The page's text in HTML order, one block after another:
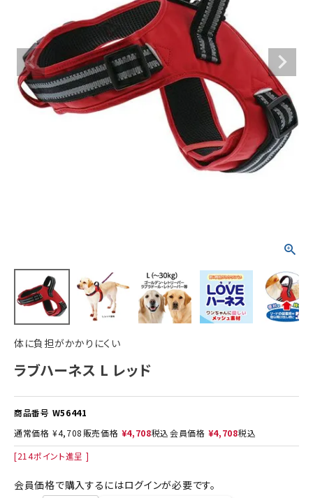
ご利用案内
ACCOUNT MENU
ようこそ ゲスト 様
person 新規会員登録
体に負担がかかりにくい
ラブハーネス L レッド
商品番号 W56441
通常価格 ¥4,708 販売価格 ¥4,708税込会員価格 ¥4,708税込
[214ポイント進呈 ]
会員価格で購入するにはログインが必要です。